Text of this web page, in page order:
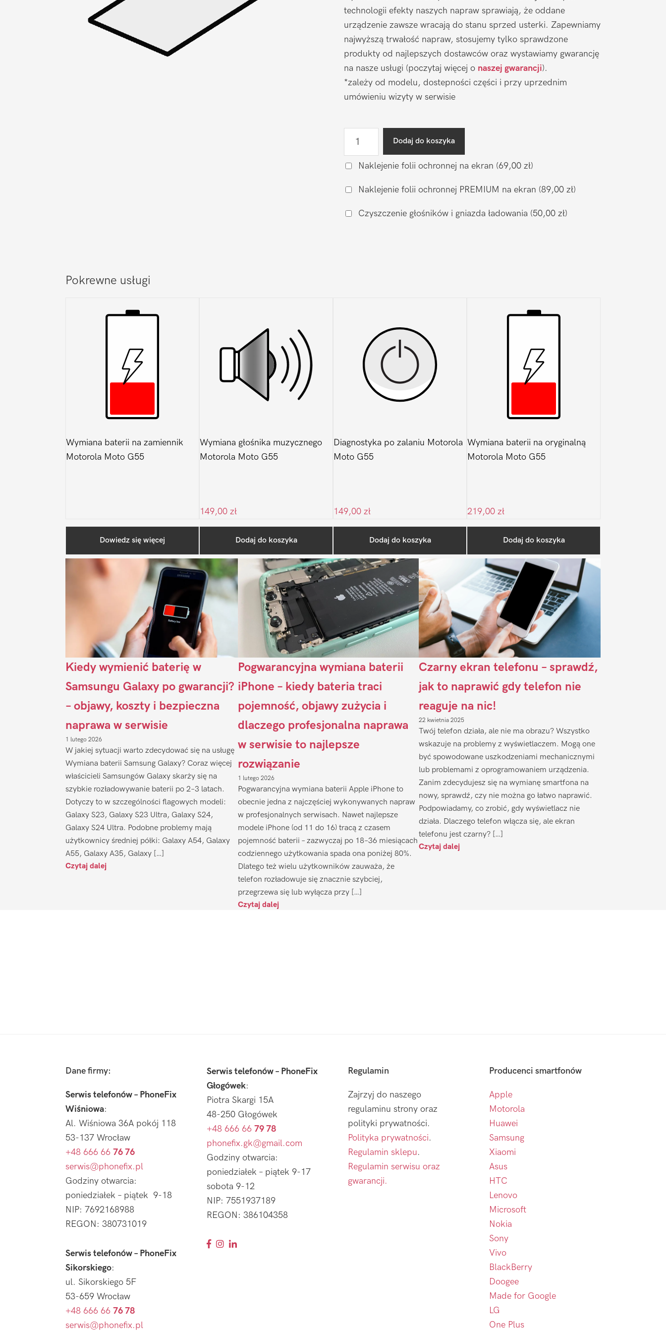
technologii efekty naszych napraw sprawiają, że oddane
urządzenie zawsze wracają do stanu sprzed usterki. Zapewniamy
najwyższą trwałość napraw, stosujemy tylko sprawdzone
produkty od najlepszych dostawców oraz wystawiamy gwarancję
na nasze usługi (poczytaj więcej o naszej gwarancji).
*zależy od modelu, dostepności części i przy uprzednim
umówieniu wizyty w serwisie
szkiełka
Motorola
Dodaj do koszyka
Naklejenie folii ochronnej na ekran (69,00 zł)
Naklejenie folii ochronnej PREMIUM na ekran (89,00 zł)
Czyszczenie głośników i gniazda ładowania (50,00 zł)
Pokrewne usługi
Wymiana baterii na zamiennik
Motorola Moto G55
Dowiedz się więcej
Wymiana głośnika muzycznego
Motorola Moto G55
149,00 zł
Dodaj do koszyka
Diagnostyka po zalaniu Motorola
Moto G55
149,00 zł
Dodaj do koszyka
Wymiana baterii na oryginalną
Motorola Moto G55
219,00 zł
Dodaj do koszyka
Sidebar
Ostatnio na blogu
Kiedy wymienić baterię w
Samsungu Galaxy po gwarancji?
– objawy, koszty i bezpieczna
naprawa w serwisie
1 lutego 2026
W jakiej sytuacji warto zdecydować się na usługę
Wymiana baterii Samsung Galaxy? Coraz więcej
właścicieli Samsungów Galaxy skarży się na
szybkie rozładowywanie baterii po 2–3 latach.
Dotyczy to w szczególności flagowych modeli:
Galaxy S23, Galaxy S23 Ultra, Galaxy S24,
Galaxy S24 Ultra. Podobne problemy mają
użytkownicy średniej półki: Galaxy A54, Galaxy
A55, Galaxy A35, Galaxy […]
Czytaj dalej
Pogwarancyjna wymiana baterii
iPhone – kiedy bateria traci
pojemność, objawy zużycia i
dlaczego profesjonalna naprawa
w serwisie to najlepsze
rozwiązanie
1 lutego 2026
Pogwarancyjna wymiana baterii Apple iPhone to
obecnie jedna z najczęściej wykonywanych napraw
w profesjonalnych serwisach. Nawet najlepsze
modele iPhone (od 11 do 16) tracą z czasem
pojemność baterii – zazwyczaj po 18–36 miesiącach
codziennego użytkowania spada ona poniżej 80%.
Dlatego też wielu użytkowników zauważa, że
telefon rozładowuje się znacznie szybciej,
przegrzewa się lub wyłącza przy […]
Czytaj dalej
Czarny ekran telefonu – sprawdź,
jak to naprawić gdy telefon nie
reaguje na nic!
22 kwietnia 2025
Twój telefon działa, ale nie ma obrazu? Wszystko
wskazuje na problemy z wyświetlaczem. Mogą one
być spowodowane uszkodzeniami mechanicznymi
lub problemami z oprogramowaniem urządzenia.
Zanim zdecydujesz się na wymianę smartfona na
nowy, sprawdź, czy nie można go łatwo naprawić.
Podpowiadamy, co zrobić, gdy wyświetlacz nie
działa. Dlaczego telefon włącza się, ale ekran
telefonu jest czarny? […]
Czytaj dalej
Dane firmy:
Serwis telefonów – PhoneFix
Wiśniowa:
Al. Wiśniowa 36A pokój 118
53-137 Wrocław
+48 666 66 76 76
serwis@phonefix.pl
Godziny otwarcia:
poniedziałek – piątek 9-18
NIP: 7692168988
REGON: 380731019
Serwis telefonów – PhoneFix
Sikorskiego:
ul. Sikorskiego 5F
53-659 Wrocław
+48 666 66 76 78
serwis@phonefix.pl
Serwis telefonów – PhoneFix
Głogówek:
Piotra Skargi 15A
48-250 Głogówek
+48 666 66 79 78
phonefix.gk@gmail.com
Godziny otwarcia:
poniedziałek – piątek 9-17
sobota 9-12
NIP: 7551937189
REGON: 386104358
Regulamin
Zajrzyj do naszego
regulaminu strony oraz
polityki prywatności.
Polityka prywatności.
Regulamin sklepu.
Regulamin serwisu oraz
gwarancji.
Producenci smartfonów
Apple
Motorola
Huawei
Samsung
Xiaomi
Asus
HTC
Lenovo
Microsoft
Nokia
Sony
Vivo
BlackBerry
Doogee
Made for Google
LG
One Plus